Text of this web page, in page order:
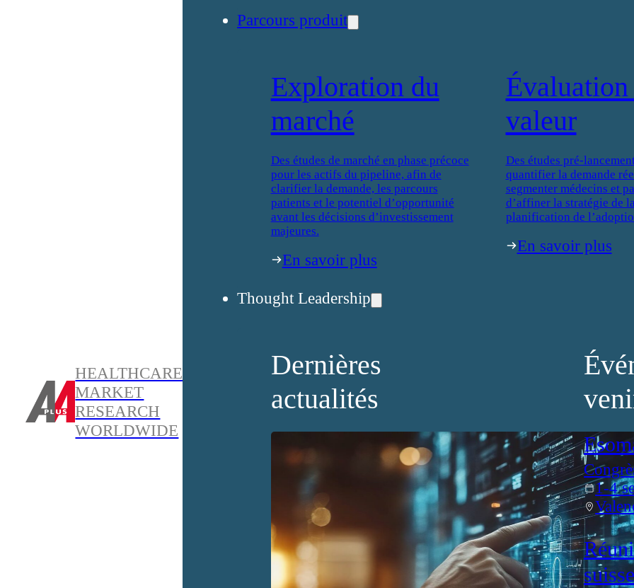
HEALTHCARE
MARKET
RESEARCH
WORLDWIDE
Parcours produit
Exploration du
marché
Des études de marché en phase précoce
pour les actifs du pipeline, afin de
clarifier la demande, les parcours
patients et le potentiel d’opportunité
avant les décisions d’investissement
majeures.
En savoir plus
Évaluation
valeur
Des études pré-
quantifier la demande
segmenter médecins et
d’affiner la stratégie de
planification de
En savoir plus
Thought Leadership
Dernières
actualités
1-4